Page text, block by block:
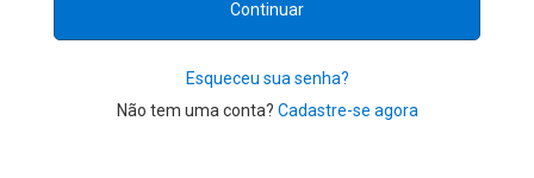
Esqueceu sua senha?
Não tem uma conta? Cadastre-se agora